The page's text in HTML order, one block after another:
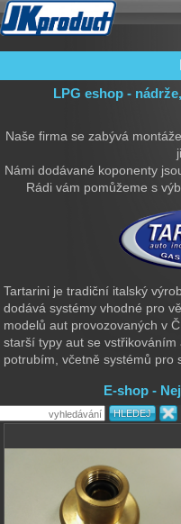
Filtry
Mixy +
Řídící
Sady
LPG eshop -
Naše firma se zabývá
Námi dodávané koponenty
Rádi vám pomůžeme s
Tartarini je tradiční italský
dodává systémy vhodné pro
modelů aut provozovaných v
starší typy aut se
potrubím, včetně systémů pro
E-shop -